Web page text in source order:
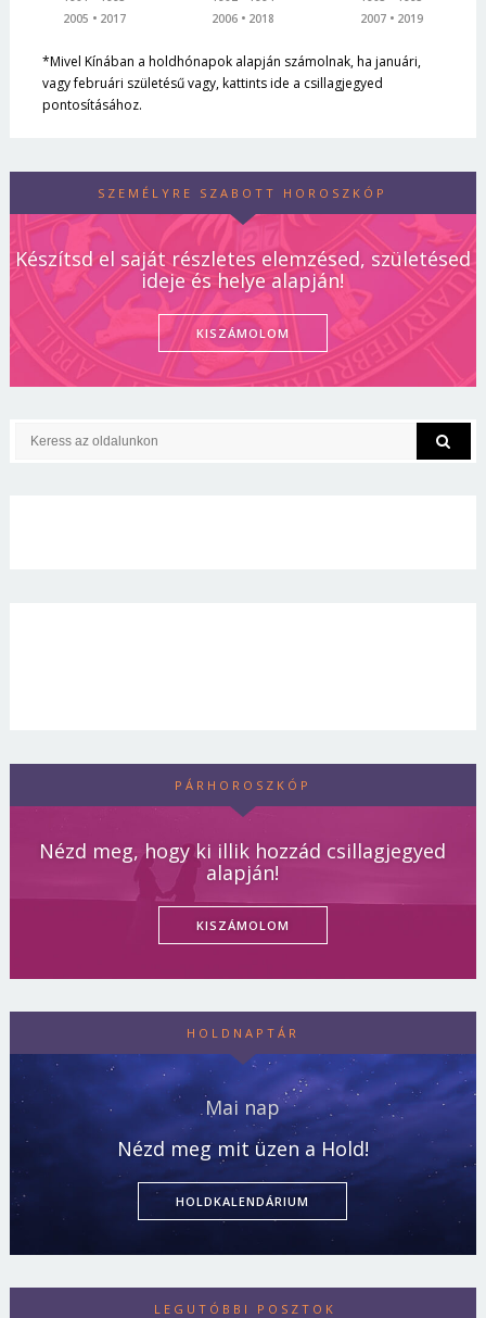
2005
2017
2006
2018
2007
2019
*Mivel Kínában a holdhónapok alapján számolnak, ha januári,
vagy februári születésű vagy, kattints ide a csillagjegyed
pontosításához.
SZEMÉLYRE SZABOTT HOROSZKÓP
Készítsd el saját részletes elemzésed, születésed
ideje és helye alapján!
KISZÁMOLOM
PÁRHOROSZKÓP
Nézd meg, hogy ki illik hozzád csillagjegyed
alapján!
KISZÁMOLOM
HOLDNAPTÁR
Mai nap
Nézd meg mit üzen a Hold!
HOLDKALENDÁRIUM
LEGUTÓBBI POSZTOK